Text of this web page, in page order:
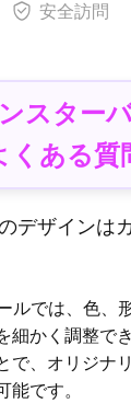
安全訪問
スター
くある質
デザインは
ルでは、色、
細かく調整で
で、オリジナ
能です。